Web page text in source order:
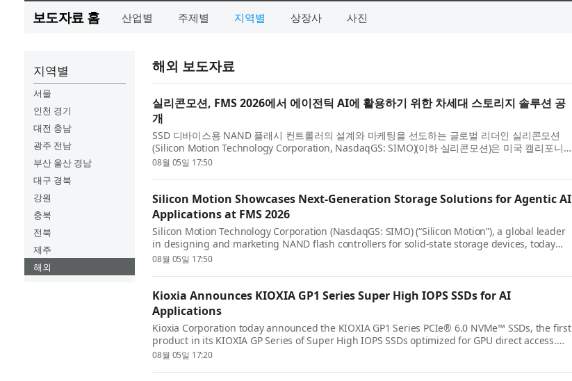
보도자료 홈 산업별 주제별 지역별 상장사 사진
지역별
서울
인천 경기
대전 충남
광주 전남
부산 울산 경남
대구 경북
강원
충북
전북
제주
해외
해외 보도자료
실리콘모션, FMS 2026에서 에이전틱 AI에 활용하기 위한 차세대 스토리지 솔루션 공
개
SSD 디바이스용 NAND 플래시 컨트롤러의 설계와 마케팅을 선도하는 글로벌 리더인 실리콘모션
(Silicon Motion Technology Corporation, NasdaqGS: SIMO)(이하 실리콘모션)은 미국 캘리포니아
산타클라라에서 개최된 FMS(Future of Memory and Storage) 2026 전시회의...
08월 05일 17:50
Silicon Motion Showcases Next-Generation Storage Solutions for Agentic AI
Applications at FMS 2026
Silicon Motion Technology Corporation (NasdaqGS: SIMO) (“Silicon Motion”), a global leader
in designing and marketing NAND flash controllers for solid-state storage devices, today
announced it will showcase its latest storage innovations for AI Fa...
08월 05일 17:50
Kioxia Announces KIOXIA GP1 Series Super High IOPS SSDs for AI
Applications
Kioxia Corporation today announced the KIOXIA GP1 Series PCIe® 6.0 NVMe™ SSDs, the first
product in its KIOXIA GP Series of Super High IOPS SSDs optimized for GPU direct access.
Building on the KIOXIA GP Series technology introduced earlier this y...
08월 05일 17:20